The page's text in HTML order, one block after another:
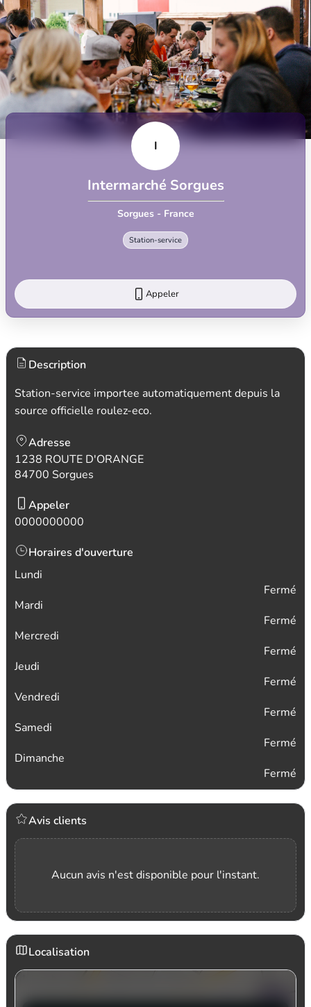
I
Intermarché Sorgues
Sorgues - France
Station-service
Appeler
Description
Station-service importee automatiquement depuis la
source officielle roulez-eco.
Adresse
1238 ROUTE D'ORANGE
84700 Sorgues
Appeler
0000000000
Horaires d'ouverture
Lundi
Fermé
Mardi
Fermé
Mercredi
Fermé
Jeudi
Fermé
Vendredi
Fermé
Samedi
Fermé
Dimanche
Fermé
Avis clients
Aucun avis n'est disponible pour l'instant.
Localisation